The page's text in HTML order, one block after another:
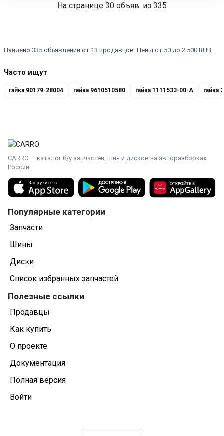
На странице 30объяв. из 335
Найдено 335 объявлений от 13 продавцов. Цены от 50 до 2 500 RUB.
Часто ищут
гайка 90179-28004 гайка 9610510580 гайка 1111533-00-A гайка
CARRO — каталог б/у запчастей, шин и дисков на авторазборках
России.
Популярные категории
Запчасти
Шины
Диски
Список избранных запчастей
Полезные ссылки
Продавцы
Как купить
О проекте
Документация
Полная версия
Войти